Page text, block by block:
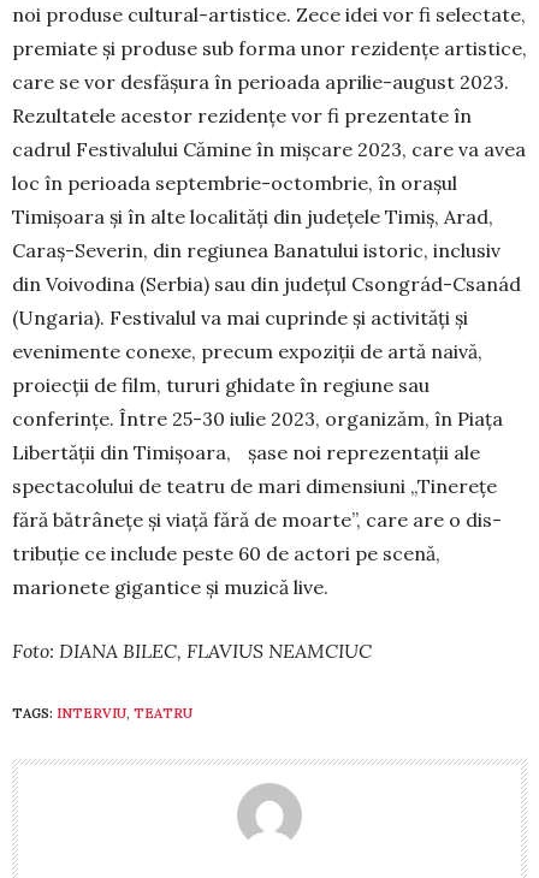
noi produse cul­tural-artistice. Zece idei vor fi se­lectate,
premiate și produse sub forma unor re­zidențe artistice,
care se vor desfășura în perioa­da aprilie-august 2023.
Rezultatele acestor re­zidențe vor fi prezentate în
cadrul Festivalului Că­mine în mișcare 2023, care va avea
loc în perioada sep­tembrie-octombrie, în orașul
Timișoara și în alte localități din județele Timiș, Arad,
Caraș-Severin, din regiunea Banatului istoric, inclusiv
din Voi­vodina (Serbia) sau din județul Csongrád-Csanád
(Ungaria). Festivalul va mai cuprinde și activități și
evenimente conexe, precum expoziții de artă naivă,
proiecții de film, tururi ghidate în regiune sau
conferințe. Între 25-30 iulie 2023, organizăm, în Piața
Libertății din Timișoara, șase noi repre­zentații ale
spectacolului de teatru de mari di­mensiuni „Tinerețe
fără bătrânețe și viață fără de moarte”, care are o dis­
tribuție ce include peste 60 de actori pe scenă,
marionete gigantice și mu­zică live.
Foto: DIANA BILEC, FLAVIUS NEAMCIUC
TAGS: INTERVIU, TEATRU